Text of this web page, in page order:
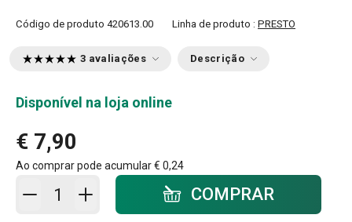
Código de produto 420613.00 Linha de produto : PRESTO
3 avaliações Descrição
Disponível na loja online
€ 7,90
Ao comprar pode acumular€ 0,24
Adicionar ao carrinho - quantidadeCOMPRAR